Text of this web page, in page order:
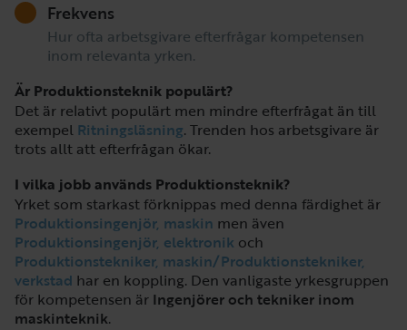
Frekvens
Hur ofta arbetsgivare efterfrågar kompetensen
inom relevanta yrken.
Är Produktionsteknik populärt?
Det är relativt populärt men mindre efterfrågat än till
exempel Ritningsläsning. Trenden hos arbetsgivare är
trots allt att efterfrågan ökar.
I vilka jobb används Produktionsteknik?
Yrket som starkast förknippas med denna färdighet är
Produktionsingenjör, maskin men även
Produktionsingenjör, elektronik och
Produktionstekniker, maskin/Produktionstekniker,
verkstad har en koppling. Den vanligaste yrkesgruppen
för kompetensen är Ingenjörer och tekniker inom
maskinteknik.